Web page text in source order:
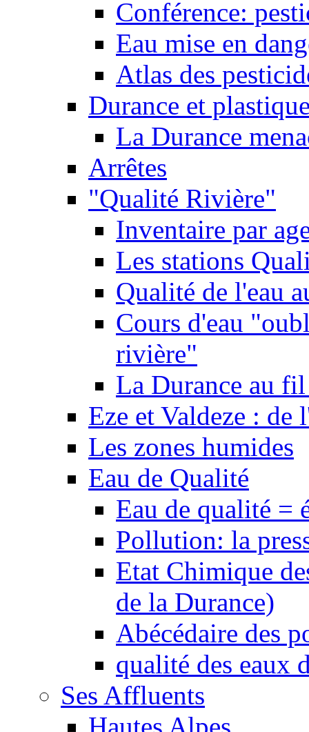
Conférence:
Eau mise en
Atlas des
Durance et
La Durance
Arrêtes
"Qualité Rivière"
Inventaire par
Les stations
Qualité de l'eau
Cours d'eau
rivière"
La Durance au
Eze et Valdeze : de
Les zones humides
Eau de Qualité
Eau de qualité =
Pollution: la
Etat Chimique
de la Durance)
Abécédaire des
qualité des eaux
Ses Affluents